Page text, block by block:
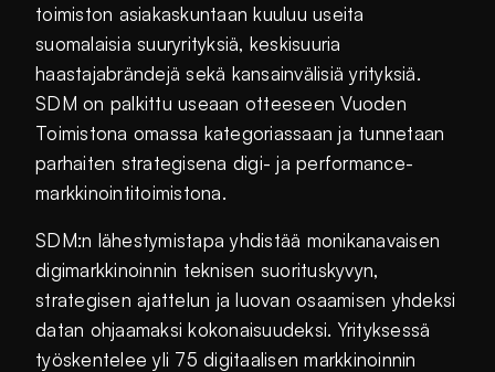
toimiston asiakaskuntaan kuuluu useita
suomalaisia suuryrityksiä, keskisuuria
haastajabrändejä sekä kansainvälisiä yrityksiä.
SDM on palkittu useaan otteeseen Vuoden
Toimistona omassa kategoriassaan ja tunnetaan
parhaiten strategisena digi- ja performance-
markkinointitoimistona.
SDM:n lähestymistapa yhdistää monikanavaisen
digimarkkinoinnin teknisen suorituskyvyn,
strategisen ajattelun ja luovan osaamisen yhdeksi
datan ohjaamaksi kokonaisuudeksi. Yrityksessä
työskentelee yli 75 digitaalisen markkinoinnin